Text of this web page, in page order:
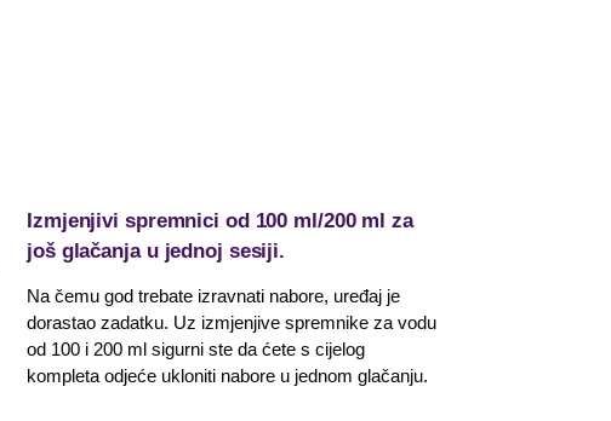
Izmjenjivi spremnici od 100 ml/200 ml za
još glačanja u jednoj sesiji.
Na čemu god trebate izravnati nabore, uređaj je
dorastao zadatku. Uz izmjenjive spremnike za vodu
od 100 i 200 ml sigurni ste da ćete s cijelog
kompleta odjeće ukloniti nabore u jednom glačanju.